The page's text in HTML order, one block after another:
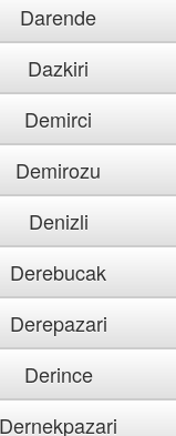
Darende
Dazkiri
Demirci
Demirozu
Denizli
Derebucak
Derepazari
Derince
Dernekpazari